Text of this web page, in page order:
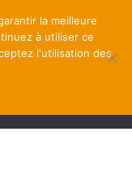
la meilleure
à utiliser ce
l'utilisation des